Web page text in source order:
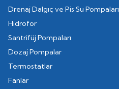
Drenaj Dalgıç ve Pis Su Pompaları
Hidrofor
Santrifüj Pompaları
Dozaj Pompalar
Termostatlar
Fanlar